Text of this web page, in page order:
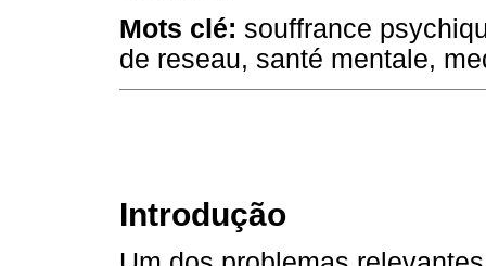
Mots clé: souffrance
de reseau, santé mentale,
Introdução